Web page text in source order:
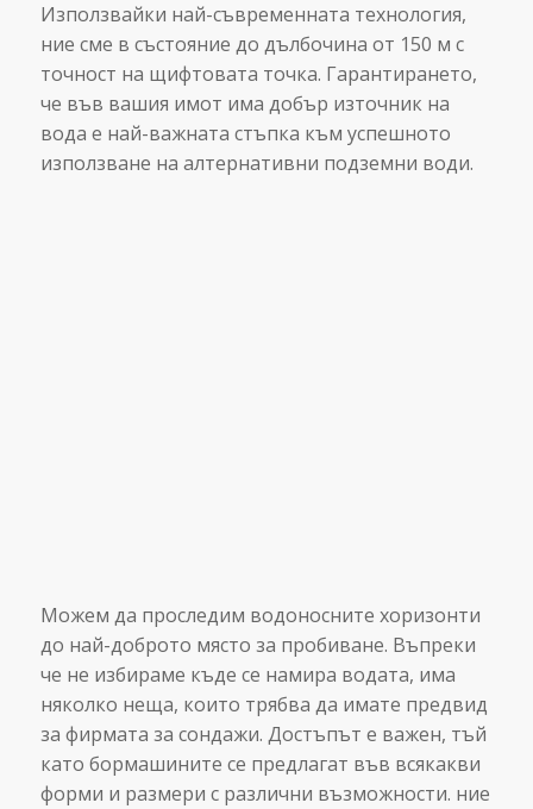
Използвайки най-съвременната технология,
ние сме в състояние до дълбочина от 150 м с
точност на щифтовата точка. Гарантирането,
че във вашия имот има добър източник на
вода е най-важната стъпка към успешното
използване на алтернативни подземни води.
Можем да проследим водоносните хоризонти
до най-доброто място за пробиване. Въпреки
че не избираме къде се намира водата, има
няколко неща, които трябва да имате предвид
за фирмата за сондажи. Достъпът е важен, тъй
като бормашините се предлагат във всякакви
форми и размери с различни възможности. ние